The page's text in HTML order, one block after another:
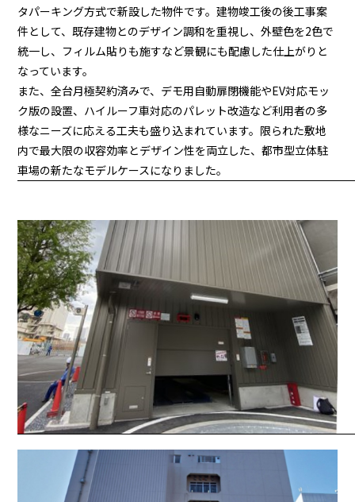
タパーキング方式で新設した物件です。建物竣工後の後工事案
件として、既存建物とのデザイン調和を重視し、外壁色を2色で
統一し、フィルム貼りも施すなど景観にも配慮した仕上がりと
なっています。
また、全台月極契約済みで、デモ用自動扉閉機能やEV対応モッ
ク版の設置、ハイルーフ車対応のパレット改造など利用者の多
様なニーズに応える工夫も盛り込まれています。限られた敷地
内で最大限の収容効率とデザイン性を両立した、都市型立体駐
車場の新たなモデルケースになりました。